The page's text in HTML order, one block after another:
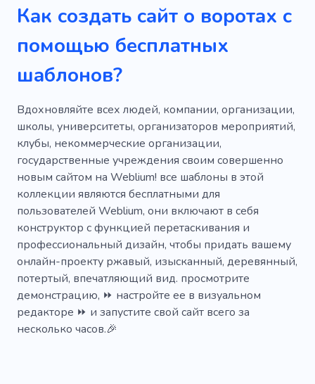
Конференция
Симпозиум
Зал
Демонстрация
Производительность
Ободрение
Фейерверк
Ладони
Прием
Назначение
Рисунок
Начинка
Огнестрельное оружие
Стрельба
Охранное сопровождение
Здание
Дом
Плоский
Защита
Безопасность
Безопасности
Древесина
Ключ
Смена замка
Коммерческий слесарь
Чрезвычайная ситуация
Как создать сайт о воротах с
помощью бесплатных
шаблонов?
Вдохновляйте всех людей, компании, организации,
школы, университеты, организаторов мероприятий,
клубы, некоммерческие организации,
государственные учреждения своим совершенно
новым сайтом на Weblium! все шаблоны в этой
коллекции являются бесплатными для
пользователей Weblium, они включают в себя
конструктор с функцией перетаскивания и
профессиональный дизайн, чтобы придать вашему
онлайн-проекту ржавый, изысканный, деревянный,
потертый, впечатляющий вид. просмотрите
демонстрацию, ⏩ настройте ее в визуальном
редакторе ⏩ и запустите свой сайт всего за
несколько часов.🎉